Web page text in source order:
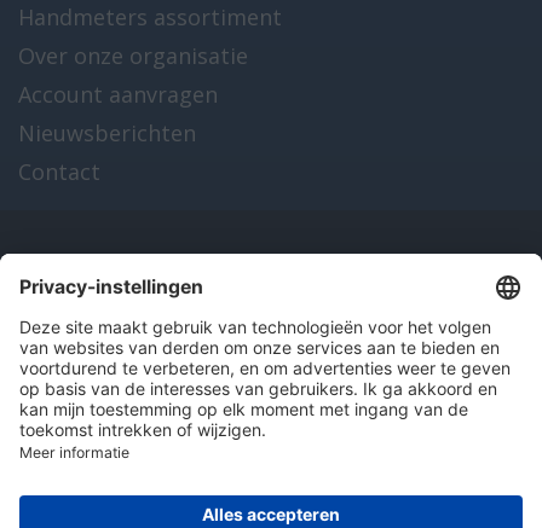
Handmeters assortiment
Over onze organisatie
Account aanvragen
Nieuwsberichten
Contact
Onze producten
en diensten
Over Hitma
Algemene voorwaarden Disclaimer
Colofon
© 2026 Hitma B.V.